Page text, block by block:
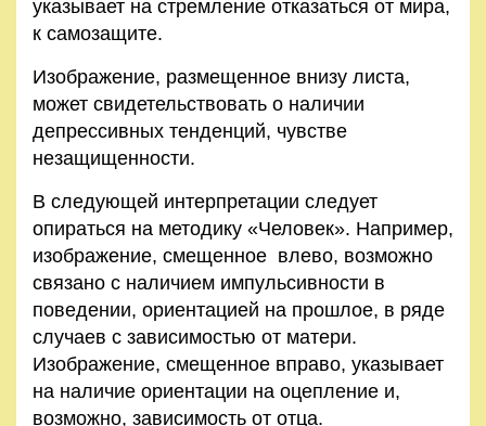
указывает на стремление отказаться от мира,
к самозащите.
Изображение, размещенное внизу листа,
может свидетельствовать о наличии
депрессивных тенденций, чувстве
незащищенности.
В следующей интерпретации следует
опираться на методику «Человек». Например,
изображение, смещенное влево, возможно
связано с наличием импульсивности в
поведении, ориентацией на прошлое, в ряде
случаев с зависимостью от матери.
Изображение, смещенное вправо, указывает
на наличие ориентации на оцепление и,
возможно, зависимость от отца.